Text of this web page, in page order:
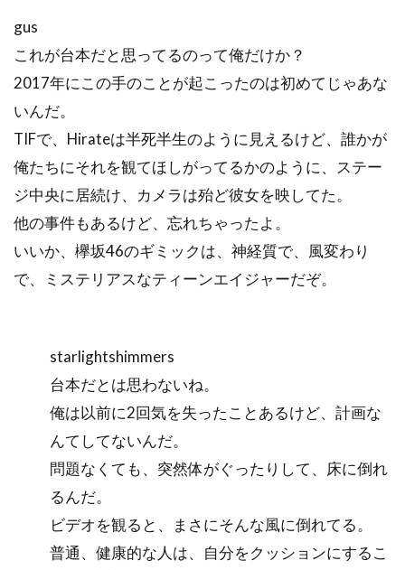
gus
これが台本だと思ってるのって俺だけか？
2017年にこの手のことが起こったのは初めてじゃあな
いんだ。
TIFで、Hirateは半死半生のように見えるけど、誰かが
俺たちにそれを観てほしがってるかのように、ステー
ジ中央に居続け、カメラは殆ど彼女を映してた。
他の事件もあるけど、忘れちゃったよ。
いいか、欅坂46のギミックは、神経質で、風変わり
で、ミステリアスなティーンエイジャーだぞ。
starlightshimmers
台本だとは思わないね。
俺は以前に2回気を失ったことあるけど、計画な
んてしてないんだ。
問題なくても、突然体がぐったりして、床に倒れ
るんだ。
ビデオを観ると、まさにそんな風に倒れてる。
普通、健康的な人は、自分をクッションにするこ